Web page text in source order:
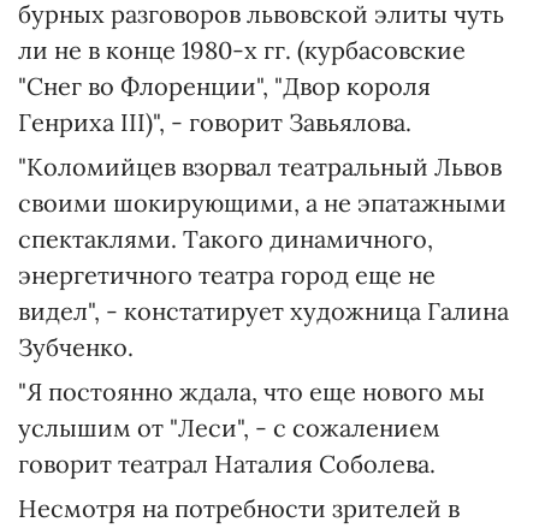
бурных разговоров львовской элиты чуть
ли не в конце 1980-х гг. (курбасовские
"Снег во Флоренции", "Двор короля
Генриха ІІІ)", - говорит Завьялова.
"Коломийцев взорвал театральный Львов
своими шокирующими, а не эпатажными
спектаклями. Такого динамичного,
энергетичного театра город еще не
видел", - констатирует художница Галина
Зубченко.
"Я постоянно ждала, что еще нового мы
услышим от "Леси", - с сожалением
говорит театрал Наталия Соболева.
Несмотря на потребности зрителей в